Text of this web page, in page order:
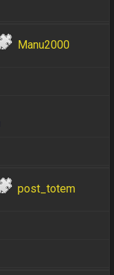
Manu2000
post_totem